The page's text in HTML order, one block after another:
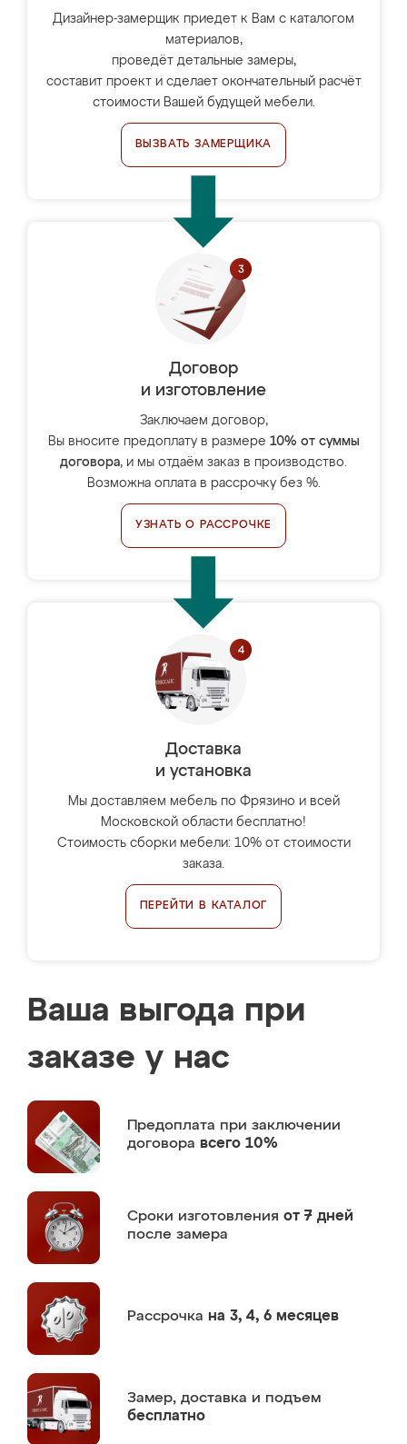
Дизайнер-замерщик приедет к Вам с каталогом
материалов,
проведёт детальные замеры,
составит проект и сделает окончательный расчёт
стоимости Вашей будущей мебели.
ВЫЗВАТЬ ЗАМЕРЩИКА
Договор
и изготовление
Заключаем договор,
Вы вносите предоплату в размере 10% от суммы
договора, и мы отдаём заказ в производство.
Возможна оплата в рассрочку без %.
УЗНАТЬ О РАССРОЧКЕ
Доставка
и установка
Мы доставляем мебель по Фрязино и всей
Московской области бесплатно!
Стоимость сборки мебели: 10% от стоимости
заказа.
ПЕРЕЙТИ В КАТАЛОГ
Ваша выгода при
заказе у нас
Предоплата при заключении
договора всего 10%
Сроки изготовления от 7 дней
после замера
Рассрочка на 3, 4, 6 месяцев
Замер, доставка и подъем
бесплатно